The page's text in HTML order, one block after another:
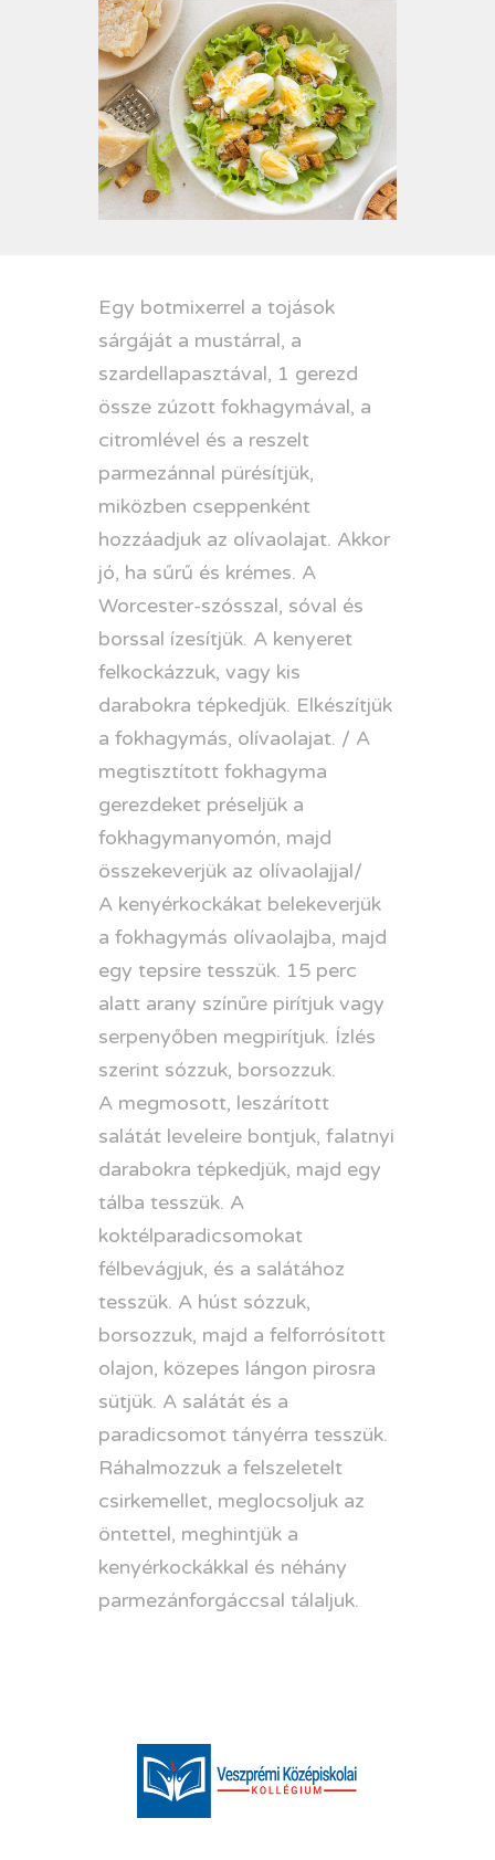
Egy botmixerrel a tojások
sárgáját a mustárral, a
szardellapasztával, 1 gerezd
össze zúzott fokhagymával, a
citromlével és a reszelt
parmezánnal pürésítjük,
miközben cseppenként
hozzáadjuk az olívaolajat. Akkor
jó, ha sűrű és krémes. A
Worcester-szósszal, sóval és
borssal ízesítjük. A kenyeret
felkockázzuk, vagy kis
darabokra tépkedjük. Elkészítjük
a fokhagymás, olívaolajat. / A
megtisztított fokhagyma
gerezdeket préseljük a
fokhagymanyomón, majd
összekeverjük az olívaolajjal/
A kenyérkockákat belekeverjük
a fokhagymás olívaolajba, majd
egy tepsire tesszük. 15 perc
alatt arany színűre pirítjuk vagy
serpenyőben megpirítjuk. Ízlés
szerint sózzuk, borsozzuk.
A megmosott, leszárított
salátát leveleire bontjuk, falatnyi
darabokra tépkedjük, majd egy
tálba tesszük. A
koktélparadicsomokat
félbevágjuk, és a salátához
tesszük. A húst sózzuk,
borsozzuk, majd a felforrósított
olajon, közepes lángon pirosra
sütjük. A salátát és a
paradicsomot tányérra tesszük.
Ráhalmozzuk a felszeletelt
csirkemellet, meglocsoljuk az
öntettel, meghintjük a
kenyérkockákkal és néhány
parmezánforgáccsal tálaljuk.